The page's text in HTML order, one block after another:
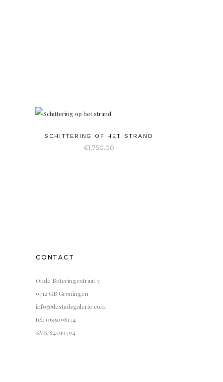
SCHITTERING OP HET STRAND
€1,750.00
CONTACT
Oude Boteringestraat 7
9712 GB Groningen
info@destadsgalerie.com
tel: 0615098174
KVK 84019794